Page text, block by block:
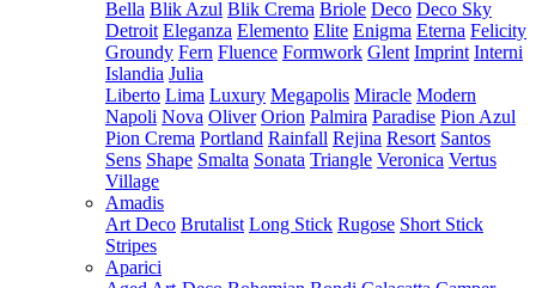
Bella Blik Azul Blik Crema Briole Deco Deco Sky
Detroit Eleganza Elemento Elite Enigma Eterna Felicity
Groundy Fern Fluence Formwork Glent Imprint Interni
Islandia Julia
Liberto Lima Luxury Megapolis Miracle Modern
Napoli Nova Oliver Orion Palmira Paradise Pion Azul
Pion Crema Portland Rainfall Rejina Resort Santos
Sens Shape Smalta Sonata Triangle Veronica Vertus
Village
Amadis
Art Deco Brutalist Long Stick Rugose Short Stick
Stripes
Aparici